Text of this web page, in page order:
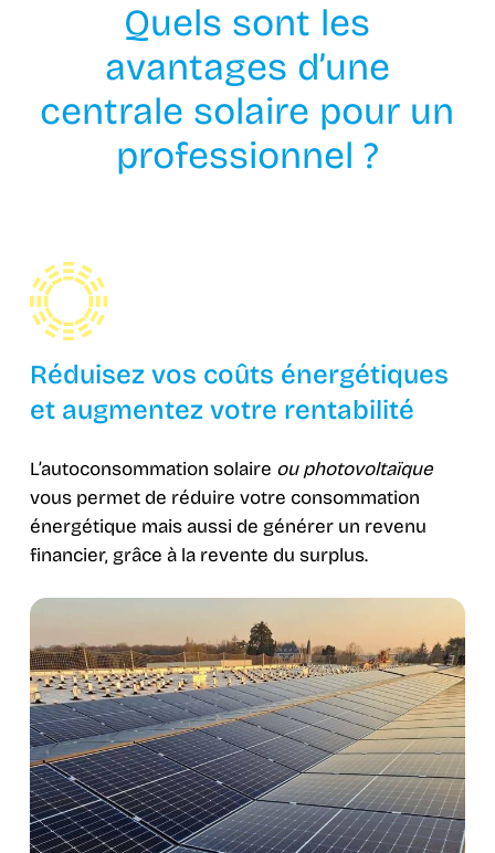
Quels sont les
avantages d’une
centrale solaire pour un
professionnel ?
Réduisez vos coûts énergétiques
et augmentez votre rentabilité
L’autoconsommation solaire ou photovoltaïque
vous permet de réduire votre consommation
énergétique mais aussi de générer un revenu
financier, grâce à la revente du surplus.